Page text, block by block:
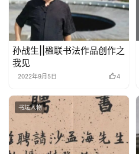
孙战生||楹联书法作品创作之
我见
2022年9月5日 4
书坛人物